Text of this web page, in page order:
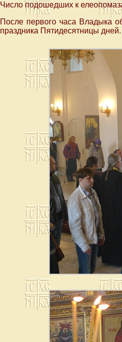
Число подошедших к
После первого часа Владыка
праздника Пятидесятницы дней.